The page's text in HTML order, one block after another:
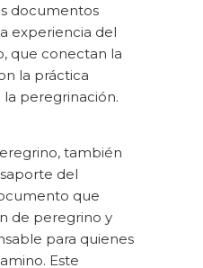
documentos
experiencia del
que conectan la
la práctica
peregrinación.
también
del
que
de peregrino y
para quienes
Este